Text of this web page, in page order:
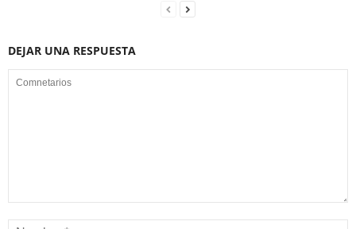
DEJAR UNA RESPUESTA